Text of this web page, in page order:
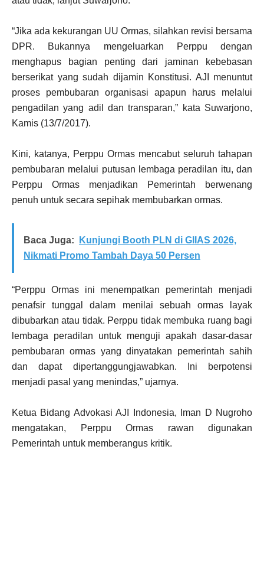
“Jika ada kekurangan UU Ormas, silahkan revisi bersama
DPR. Bukannya mengeluarkan Perppu dengan
menghapus bagian penting dari jaminan kebebasan
berserikat yang sudah dijamin Konstitusi. AJI menuntut
proses pembubaran organisasi apapun harus melalui
pengadilan yang adil dan transparan,” kata Suwarjono,
Kamis (13/7/2017).
Kini, katanya, Perppu Ormas mencabut seluruh tahapan
pembubaran melalui putusan lembaga peradilan itu, dan
Perppu Ormas menjadikan Pemerintah berwenang
penuh untuk secara sepihak membubarkan ormas.
Baca Juga:
Kunjungi Booth PLN di GIIAS 2026,
Nikmati Promo Tambah Daya 50 Persen
“Perppu Ormas ini menempatkan pemerintah menjadi
penafsir tunggal dalam menilai sebuah ormas layak
dibubarkan atau tidak. Perppu tidak membuka ruang bagi
lembaga peradilan untuk menguji apakah dasar-dasar
pembubaran ormas yang dinyatakan pemerintah sahih
dan dapat dipertanggungjawabkan. Ini berpotensi
menjadi pasal yang menindas,” ujarnya.
Ketua Bidang Advokasi AJI Indonesia, Iman D Nugroho
mengatakan, Perppu Ormas rawan digunakan
Pemerintah untuk memberangus kritik.